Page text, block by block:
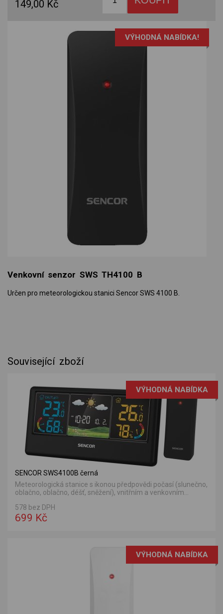
149,00 Kč
VÝHODNÁ NABÍDKA!
Venkovní senzor SWS TH4100 B
Určen pro meteorologickou stanici Sencor SWS 4100 B.
Související zboží
VÝHODNÁ NABÍDKA
SENCOR SWS4100B černá
Meteorologická stanice s ikonou předpovědi počasí (slunečno,
oblačno, oblačno, déšť, sněžení), vnitřním a venkovním...
578 bez DPH
699 Kč
VÝHODNÁ NABÍDKA